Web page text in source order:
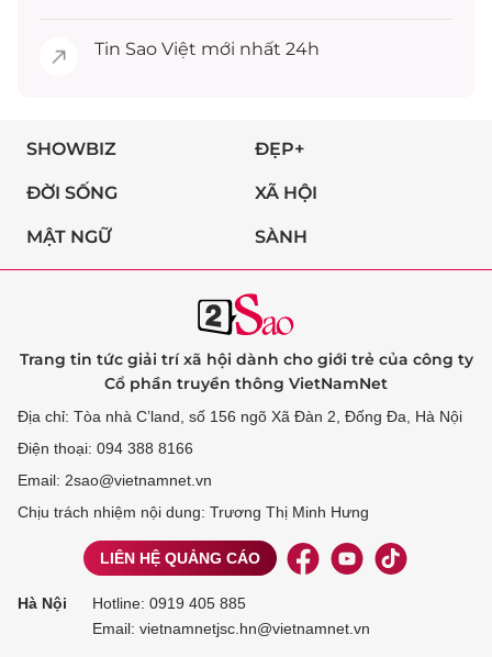
Tin Sao Việt mới nhất 24h
SHOWBIZ ĐẸP+
ĐỜI SỐNG XÃ HỘI
MẬT NGỮ SÀNH
Trang tin tức giải trí xã hội dành cho giới trẻ của công ty
Cổ phần truyền thông VietNamNet
Địa chỉ: Tòa nhà C’land, số 156 ngõ Xã Đàn 2, Đống Đa, Hà Nội
Điện thoại: 094 388 8166
Email: 2sao@vietnamnet.vn
Chịu trách nhiệm nội dung: Trương Thị Minh Hưng
LIÊN HỆ QUẢNG CÁO
Hà Nội Hotline: 0919 405 885
Email: vietnamnetjsc.hn@vietnamnet.vn